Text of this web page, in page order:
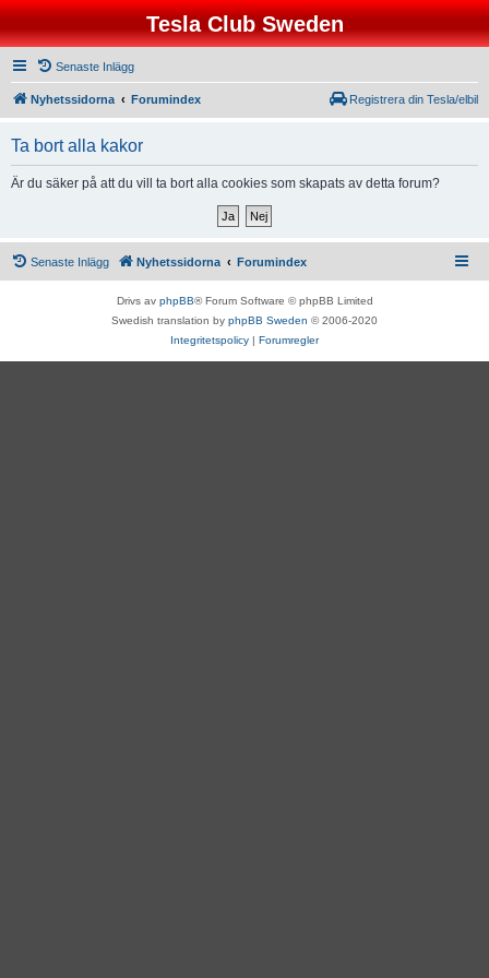
Tesla Club Sweden
Senaste Inlägg
Nyhetssidorna Forumindex Registrera din Tesla/elbil
Ta bort alla kakor
Är du säker på att du vill ta bort alla cookies som skapats av detta forum?
Senaste Inlägg Nyhetssidorna Forumindex
Drivs av phpBB® Forum Software © phpBB Limited
Swedish translation by phpBB Sweden © 2006-2020
Integritetspolicy | Forumregler